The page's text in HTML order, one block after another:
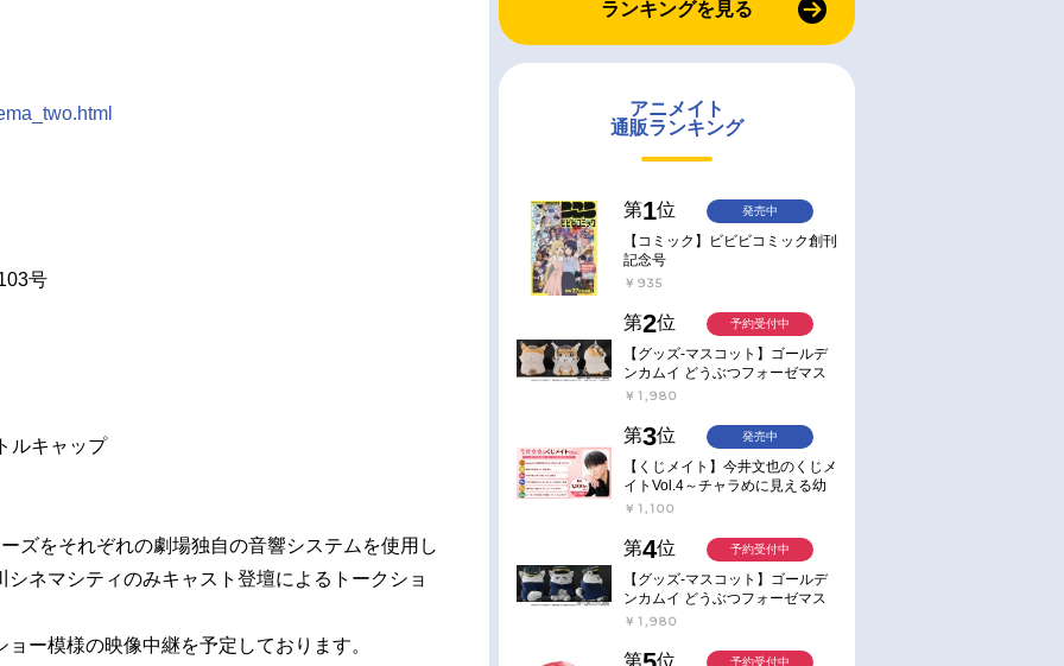
号
ルキャップ
ズをそれぞれの劇場独自の音響システムを使用し
ネマシティのみキャスト登壇によるトークショ
ー模様の映像中継を予定しております。
ランキングを見る
アニメイト
通販ランキング
第1位
【コミック】ビビビコミック創刊
記念号
￥935
発売中
第2位
【グッズ-マスコット】ゴールデ
ンカムイ どうぶつフォーゼマス
コット 4.尾形百之助【再販】
￥1,980
予約受付中
第3位
【くじメイト】今井文也のくじメ
イトVol.4～チャラめに見える幼
馴染、実は一途で独占欲が強いん
￥1,100
発売中
第4位
【グッズ-マスコット】ゴールデ
ンカムイ どうぶつフォーゼマス
コット 5.月島軍曹【再販】
￥1,980
予約受付中
第 位 予約受付中